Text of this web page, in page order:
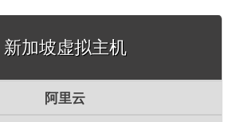
新加坡虚拟主机
阿里云